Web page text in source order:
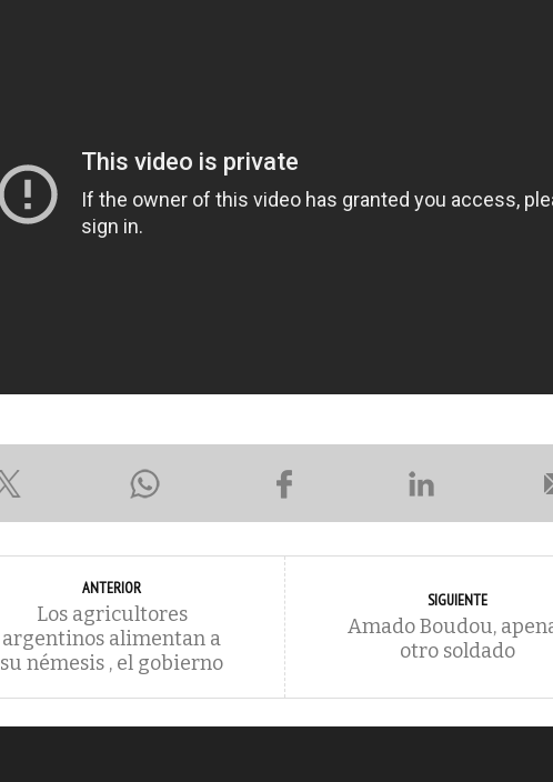
ANTERIOR
Los agricultores
argentinos alimentan a
su némesis , el gobierno
SIGUIENTE
Amado Boudou,
otro soldado